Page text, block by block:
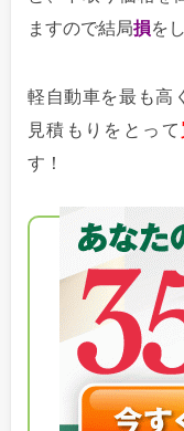
ますので結局損を
軽自動車を最も高
見積もりをとって
す！